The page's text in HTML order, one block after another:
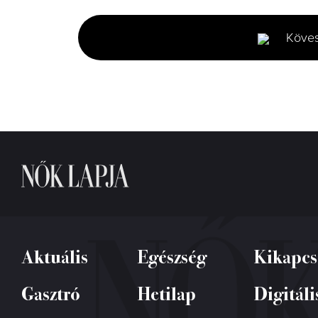
seconds
0%
Aktuális Egészség
Kikapcs
Gasztró
Hetilap